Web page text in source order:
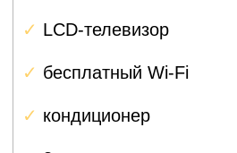
вокруг плечевого сустава не
находится на впадине лопатки, гнездо — на